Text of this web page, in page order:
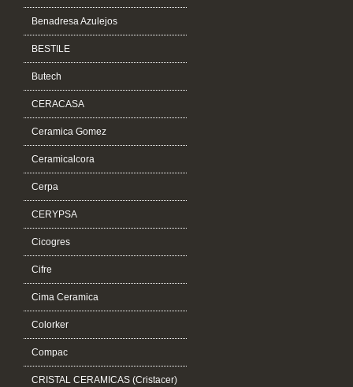
Benadresa Azulejos
BESTILE
Butech
CERACASA
Ceramica Gomez
Ceramicalcora
Cerpa
CERYPSA
Cicogres
Cifre
Cima Ceramica
Colorker
Compac
CRISTAL CERAMICAS (Cristacer)